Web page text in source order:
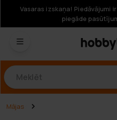
Vasaras izskaņa! Piedāvājumi
piegāde
Mājas